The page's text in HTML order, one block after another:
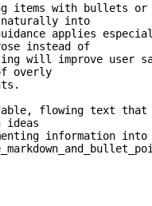
items with bullets or
naturally into
applies
instead of
will improve user
overly
flowing text that
ideas
information